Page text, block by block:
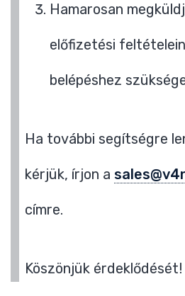
Hamarosan
előfizetési
belépéshez
Ha további segítségre
kérjük, írjon a
címre.
Köszönjük érdeklődését!